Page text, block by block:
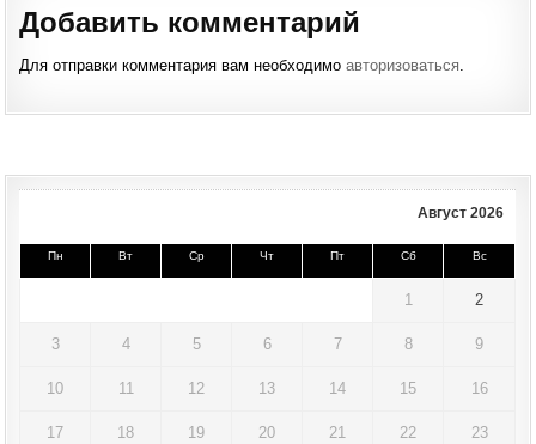
Добавить комментарий
Для отправки комментария вам необходимоавторизоваться
Август 2026
Пн Вт Ср Чт Пт Сб Вс
1 2
3 4 5 6 7 8 9
10 11 12 13 14 15 16
17 18 19 20 21 22 23